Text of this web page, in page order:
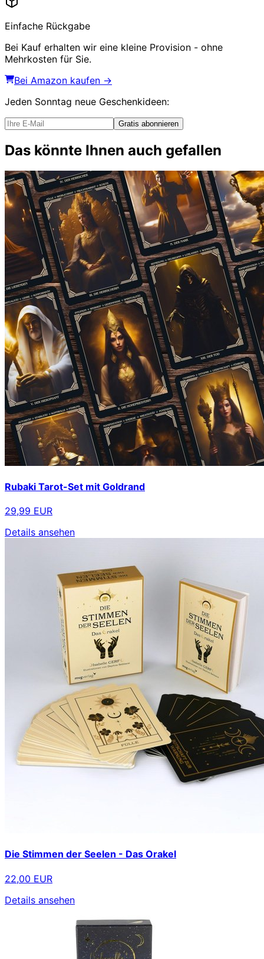
Einfache Rückgabe
Bei Kauf erhalten wir eine kleine Provision - ohne
Mehrkosten für Sie.
Bei Amazon kaufen →
Jeden Sonntag neue Geschenkideen:
Gratis abonnieren
Das könnte Ihnen auch gefallen
Rubaki Tarot-Set mit Goldrand
29,99 EUR
Details ansehen
Die Stimmen der Seelen - Das Orakel
22,00 EUR
Details ansehen